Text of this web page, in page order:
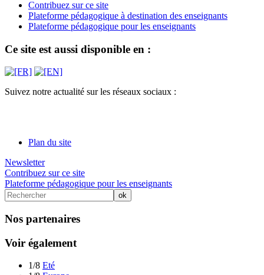
Contribuez sur ce site
Plateforme pédagogique à destination des enseignants
Plateforme pédagogique pour les enseignants
Ce site est aussi disponible en :
Suivez notre actualité sur les réseaux sociaux :
Plan du site
Newsletter
Contribuez sur ce site
Plateforme pédagogique pour les enseignants
Nos partenaires
Voir également
1/8 Eté